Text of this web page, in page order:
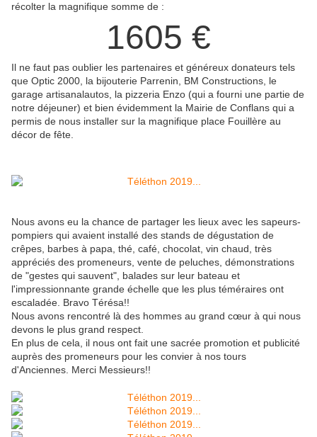
récolter la magnifique somme de :
1605 €
Il ne faut pas oublier les partenaires et généreux donateurs tels
que Optic 2000, la bijouterie Parrenin, BM Constructions, le
garage artisanalautos, la pizzeria Enzo (qui a fourni une partie de
notre déjeuner) et bien évidemment la Mairie de Conflans qui a
permis de nous installer sur la magnifique place Fouillère au
décor de fête.
Nous avons eu la chance de partager les lieux avec les sapeurs-
pompiers qui avaient installé des stands de dégustation de
crêpes, barbes à papa, thé, café, chocolat, vin chaud, très
appréciés des promeneurs, vente de peluches, démonstrations
de "gestes qui sauvent", balades sur leur bateau et
l'impressionnante grande échelle que les plus téméraires ont
escaladée. Bravo Térésa!!
Nous avons rencontré là des hommes au grand cœur à qui nous
devons le plus grand respect.
En plus de cela, il nous ont fait une sacrée promotion et publicité
auprès des promeneurs pour les convier à nos tours
d'Anciennes. Merci Messieurs!!